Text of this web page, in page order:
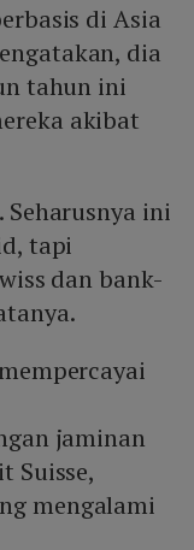
di Asia
dia
tahun ini
akibat
ini
tapi
dan bank-
jaminan
Suisse,
mengalami